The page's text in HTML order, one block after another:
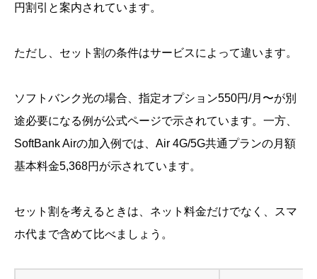
円割引と案内されています。
ただし、セット割の条件はサービスによって違います。
ソフトバンク光の場合、指定オプション550円/月〜が別
途必要になる例が公式ページで示されています。一方、
SoftBank Airの加入例では、Air 4G/5G共通プランの月額
基本料金5,368円が示されています。
セット割を考えるときは、ネット料金だけでなく、スマ
ホ代まで含めて比べましょう。